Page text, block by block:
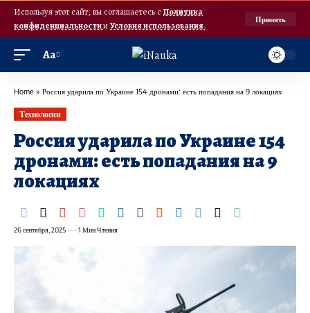
Используя этот сайт, вы соглашаетесь с Политика
конфиденциальностииУсловия использования.
Принять
Аа
Home » Россия ударила по Украине 154 дронами: есть попадания на 9 локациях
Технологии
Россия ударила по Украине 154
дронами: есть попадания на 9
локациях
26 сентября, 2025 1 Мин Чтения